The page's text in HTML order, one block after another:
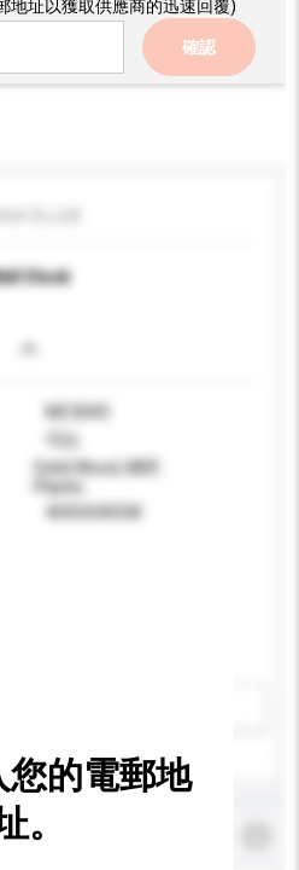
地址以獲取供應商的迅速回覆)
確認
Clock
MC3045
可以
Solid Wood, MDF,
Plastic
40X5X40CM
您的電郵地
。